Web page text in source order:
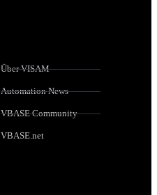
Über VISAM
Automation News
VBASE Community
VBASE.net